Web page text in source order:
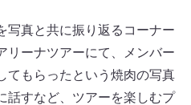
写真と共に振り返るコーナー
リーナツアーにて、メンバー
てもらったという焼肉の写真
話すなど、ツアーを楽しむプ